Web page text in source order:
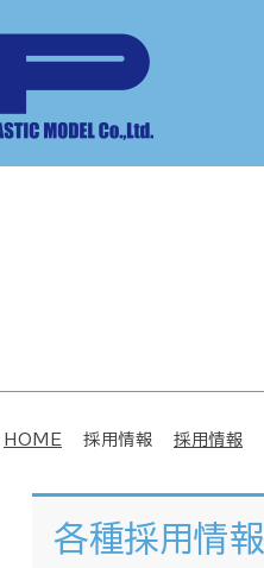
HOME 採用情報 採用情報
各種採用情報